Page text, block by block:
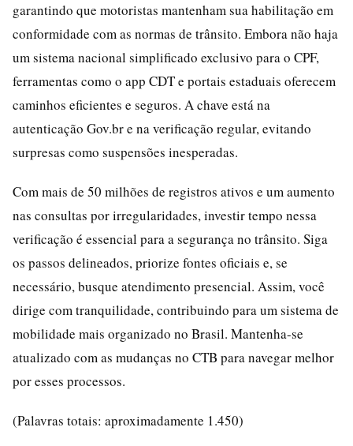
garantindo que motoristas mantenham sua habilitação em
conformidade com as normas de trânsito. Embora não haja
um sistema nacional simplificado exclusivo para o CPF,
ferramentas como o app CDT e portais estaduais oferecem
caminhos eficientes e seguros. A chave está na
autenticação Gov.br e na verificação regular, evitando
surpresas como suspensões inesperadas.
Com mais de 50 milhões de registros ativos e um aumento
nas consultas por irregularidades, investir tempo nessa
verificação é essencial para a segurança no trânsito. Siga
os passos delineados, priorize fontes oficiais e, se
necessário, busque atendimento presencial. Assim, você
dirige com tranquilidade, contribuindo para um sistema de
mobilidade mais organizado no Brasil. Mantenha-se
atualizado com as mudanças no CTB para navegar melhor
por esses processos.
(Palavras totais: aproximadamente 1.450)